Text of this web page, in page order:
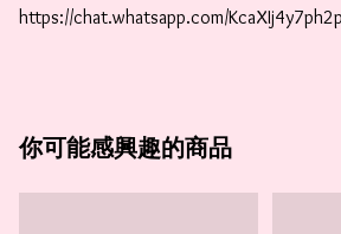
https://chat.whatsapp.com/
你可能感興趣的商品